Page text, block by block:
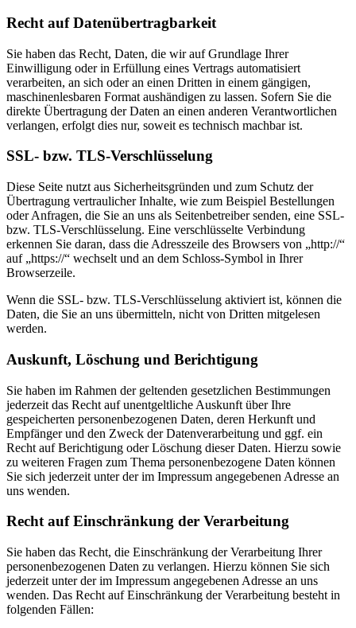
Recht auf Datenübertragbarkeit
Sie haben das Recht, Daten, die wir auf Grundlage Ihrer
Einwilligung oder in Erfüllung eines Vertrags automatisiert
verarbeiten, an sich oder an einen Dritten in einem gängigen,
maschinenlesbaren Format aushändigen zu lassen. Sofern Sie die
direkte Übertragung der Daten an einen anderen Verantwortlichen
verlangen, erfolgt dies nur, soweit es technisch machbar ist.
SSL- bzw. TLS-Verschlüsselung
Diese Seite nutzt aus Sicherheitsgründen und zum Schutz der
Übertragung vertraulicher Inhalte, wie zum Beispiel Bestellungen
oder Anfragen, die Sie an uns als Seitenbetreiber senden, eine SSL-
bzw. TLS-Verschlüsselung. Eine verschlüsselte Verbindung
erkennen Sie daran, dass die Adresszeile des Browsers von „http://“
auf „https://“ wechselt und an dem Schloss-Symbol in Ihrer
Browserzeile.
Wenn die SSL- bzw. TLS-Verschlüsselung aktiviert ist, können die
Daten, die Sie an uns übermitteln, nicht von Dritten mitgelesen
werden.
Auskunft, Löschung und Berichtigung
Sie haben im Rahmen der geltenden gesetzlichen Bestimmungen
jederzeit das Recht auf unentgeltliche Auskunft über Ihre
gespeicherten personenbezogenen Daten, deren Herkunft und
Empfänger und den Zweck der Datenverarbeitung und ggf. ein
Recht auf Berichtigung oder Löschung dieser Daten. Hierzu sowie
zu weiteren Fragen zum Thema personenbezogene Daten können
Sie sich jederzeit unter der im Impressum angegebenen Adresse an
uns wenden.
Recht auf Einschränkung der Verarbeitung
Sie haben das Recht, die Einschränkung der Verarbeitung Ihrer
personenbezogenen Daten zu verlangen. Hierzu können Sie sich
jederzeit unter der im Impressum angegebenen Adresse an uns
wenden. Das Recht auf Einschränkung der Verarbeitung besteht in
folgenden Fällen: